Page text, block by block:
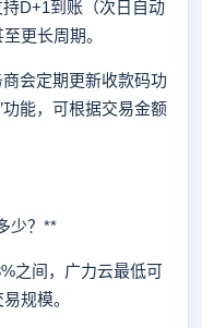
D+1到账（次日自动
更长周期。
会定期更新收款码功
能，可根据交易金额
少？**
之间，广力云最低可
规模。